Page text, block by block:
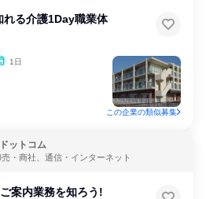
れる介護1Day職業体
1日
この企業の類似募集
ットコム
・商社、通信・インターネット
案内業務を知ろう!